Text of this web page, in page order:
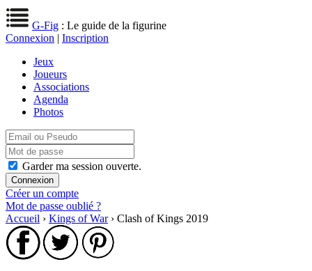
G-Fig : Le guide de la figurine
Connexion | Inscription
Jeux
Joueurs
Associations
Agenda
Photos
Garder ma session ouverte.
Créer un compte
Mot de passe oublié ?
Accueil › Kings of War› Clash of Kings 2019